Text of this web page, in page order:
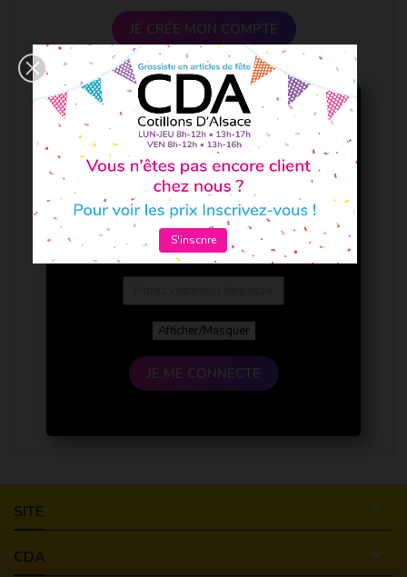
JE CRÉE MON COMPTE
Afficher/Masquer
JE ME CONNECTE
SITE 
CDA 
S'inscrire